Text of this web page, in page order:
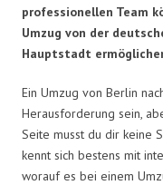
professionellen Team
Umzug von der
Hauptstadt
Ein Umzug von Berlin
Herausforderung sein,
Seite musst du dir keine
kennt sich bestens mit
worauf es bei einem